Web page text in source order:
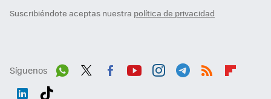
Suscribiéndote aceptas nuestra política de privacidad
Síguenos